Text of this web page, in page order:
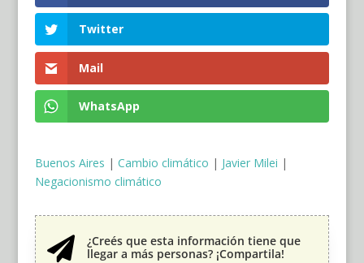
Twitter
Mail
WhatsApp
Buenos Aires | Cambio climático | Javier Milei |
Negacionismo climático

¿Creés que esta información tiene que
llegar a más personas? ¡Compartila!